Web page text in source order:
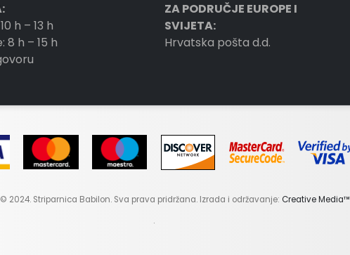
h – 13 h
8 h – 15 h
ZA PODRUČJE EUROPE I
SVIJETA:
Hrvatska pošta d.d.
2024. Striparnica Babilon. Sva prava pridržana. Izrada i održavanje: Creative Media™
.